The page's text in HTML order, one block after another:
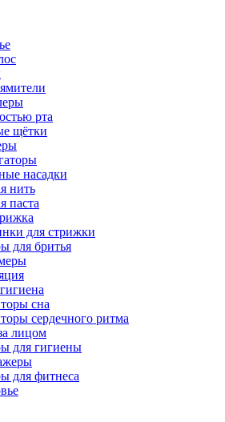
рта
щётки
насадки
нить
паста
для стрижки
для бритья
сна
сердечного ритма
лицом
для гигиены
для фитнеса